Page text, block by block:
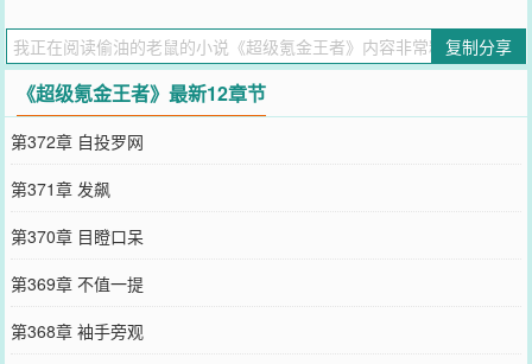
微信里的朋友推荐哦！
复制分享
《超级氪金王者》最新12章节
第372章 自投罗网
第371章 发飙
第370章 目瞪口呆
第369章 不值一提
第368章 袖手旁观